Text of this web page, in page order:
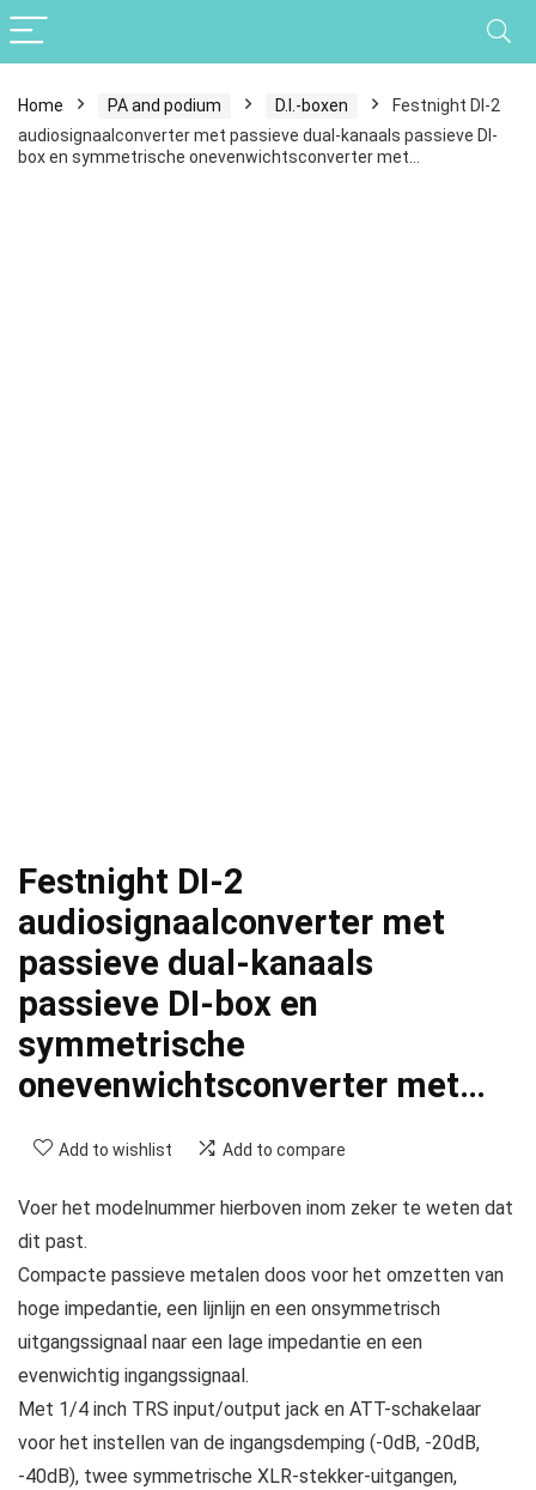
Home PA and podium D.I.-boxen
Festnight DI-2
audiosignaalconverter met passieve dual-kanaals passieve DI-
box en symmetrische onevenwichtsconverter met…
Festnight DI-2
audiosignaalconverter met
passieve dual-kanaals
passieve DI-box en
symmetrische
onevenwichtsconverter met…
Add to wishlist Add to compare
Voer het modelnummer hierboven inom zeker te weten dat
dit past.
Compacte passieve metalen doos voor het omzetten van
hoge impedantie, een lijnlijn en een onsymmetrisch
uitgangssignaal naar een lage impedantie en een
evenwichtig ingangssignaal.
Met 1/4 inch TRS input/output jack en ATT-schakelaar
voor het instellen van de ingangsdemping (-0dB, -20dB,
-40dB), twee symmetrische XLR-stekker-uitgangen,